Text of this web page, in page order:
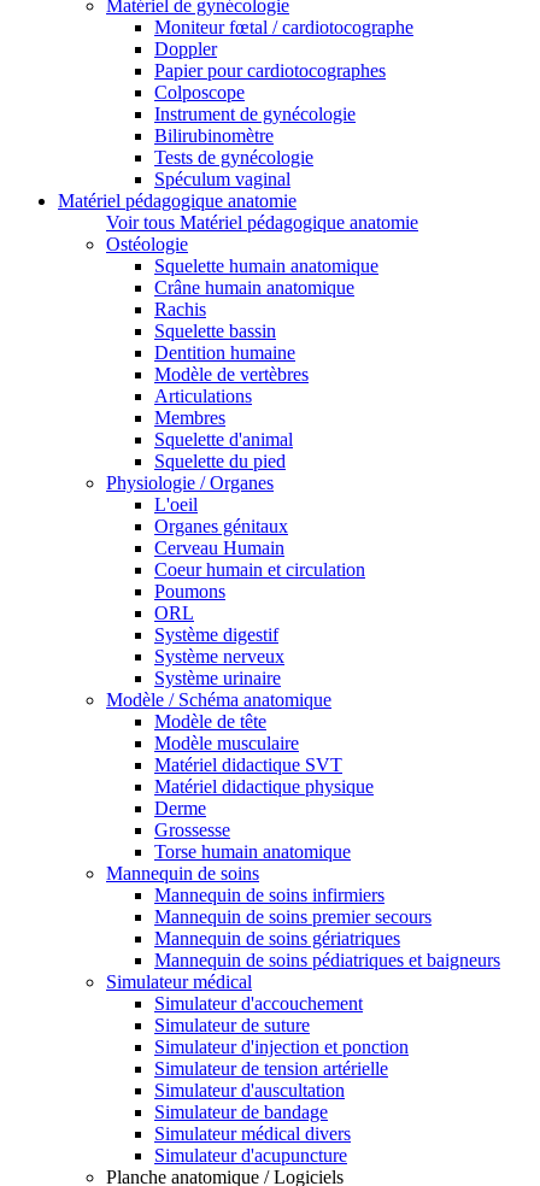
Matériel de gynécologie
Moniteur fœtal / cardiotocographe
Doppler
Papier pour cardiotocographes
Colposcope
Instrument de gynécologie
Bilirubinomètre
Tests de gynécologie
Spéculum vaginal
Matériel pédagogique anatomie
Voir tous Matériel pédagogique anatomie
Ostéologie
Squelette humain anatomique
Crâne humain anatomique
Rachis
Squelette bassin
Dentition humaine
Modèle de vertèbres
Articulations
Membres
Squelette d'animal
Squelette du pied
Physiologie / Organes
L'oeil
Organes génitaux
Cerveau Humain
Coeur humain et circulation
Poumons
ORL
Système digestif
Système nerveux
Système urinaire
Modèle / Schéma anatomique
Modèle de tête
Modèle musculaire
Matériel didactique SVT
Matériel didactique physique
Derme
Grossesse
Torse humain anatomique
Mannequin de soins
Mannequin de soins infirmiers
Mannequin de soins premier secours
Mannequin de soins gériatriques
Mannequin de soins pédiatriques et baigneurs
Simulateur médical
Simulateur d'accouchement
Simulateur de suture
Simulateur d'injection et ponction
Simulateur de tension artérielle
Simulateur d'auscultation
Simulateur de bandage
Simulateur médical divers
Simulateur d'acupuncture
Planche anatomique / Logiciels